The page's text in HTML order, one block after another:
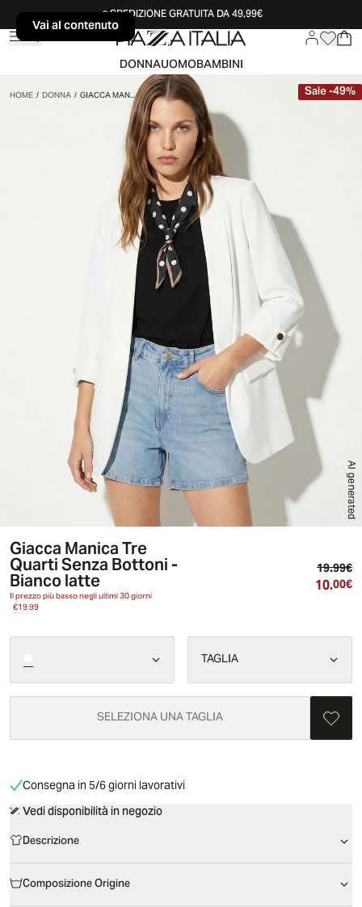
Vai al contenutoSPEDIZIONE GRATUITA DA 49,99€
DONNAUOMOBAMBINI
HOME/DONNA/GIACCA MAN...
AI generated
Sale-49%
Giacca Manica Tre
Quarti Senza Bottoni -
Bianco latte
Il prezzo più basso negli ultimi 30 giorni
€19.99
19.99€
10.00€
TAGLIA
SELEZIONA UNA TAGLIA
Consegna in 5/6 giorni lavorativi
Vedi disponibilità in negozio
Descrizione
Composizione Origine
Vai al contenuto